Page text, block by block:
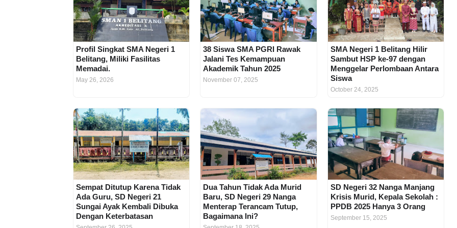
Profil Singkat SMA Negeri 1
Belitang, Miliki Fasilitas
Memadai.
May 26, 2026
38 Siswa SMA PGRI Rawak
Jalani Tes Kemampuan
Akademik Tahun 2025
November 07, 2025
SMA Negeri 1 Belitang Hilir
Sambut HSP ke-97 dengan
Menggelar Perlombaan Antara
Siswa
October 24, 2025
Sempat Ditutup Karena Tidak
Ada Guru, SD Negeri 21
Sungai Ayak Kembali Dibuka
Dengan Keterbatasan
Dua Tahun Tidak Ada Murid
Baru, SD Negeri 29 Nanga
Menterap Terancam Tutup,
Bagaimana Ini?
SD Negeri 32 Nanga Manjang
Krisis Murid, Kepala Sekolah :
PPDB 2025 Hanya 3 Orang
September 15, 2025